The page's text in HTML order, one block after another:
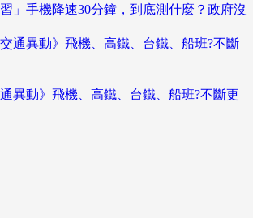
」手機降速30分鐘，到底測什麼？政府沒
異動》飛機、高鐵、台鐵、船班?不斷更